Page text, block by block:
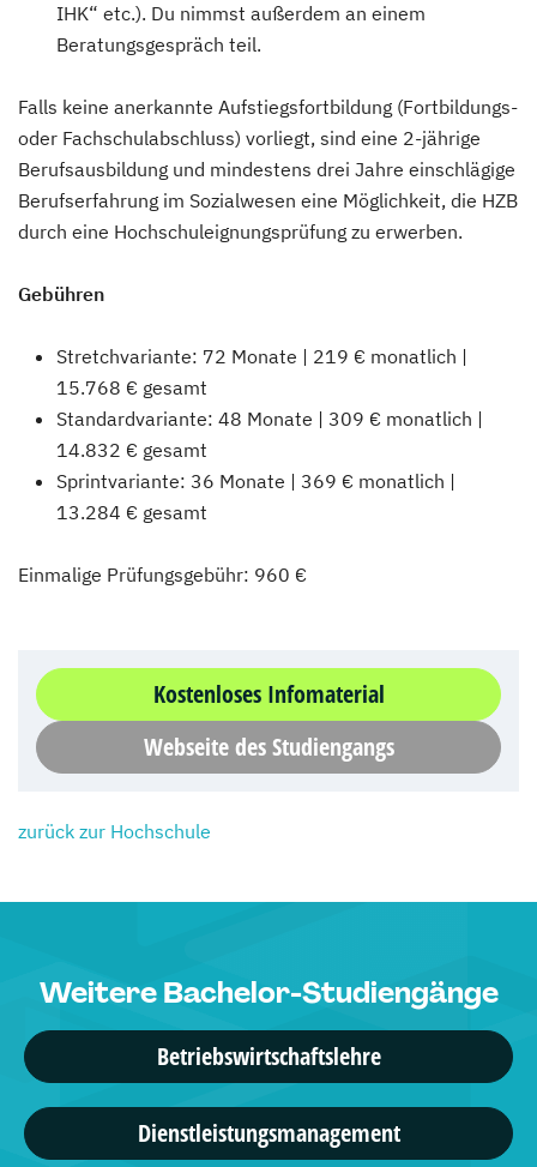
IHK“ etc.). Du nimmst außerdem an einem
Beratungsgespräch teil.
Falls keine anerkannte Aufstiegsfortbildung (Fortbildungs-
oder Fachschulabschluss) vorliegt, sind eine 2-jährige
Berufsausbildung und mindestens drei Jahre einschlägige
Berufserfahrung im Sozialwesen eine Möglichkeit, die HZB
durch eine Hochschuleignungsprüfung zu erwerben.
Gebühren
Stretchvariante: 72 Monate | 219 € monatlich |
15.768 € gesamt
Standardvariante: 48 Monate | 309 € monatlich |
14.832 € gesamt
Sprintvariante: 36 Monate | 369 € monatlich |
13.284 € gesamt
Einmalige Prüfungsgebühr: 960 €
Kostenloses Infomaterial
Webseite des Studiengangs
zurück zur Hochschule
Weitere Bachelor-Studiengänge
Betriebswirtschaftslehre
Dienstleistungsmanagement